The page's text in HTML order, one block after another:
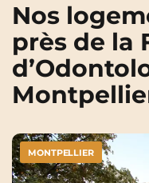
Nos
près de la
MONTPELLIER